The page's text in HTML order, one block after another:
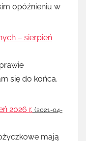
opóźnieniu w
– sierpień
się do końca.
2026 r. (2021-04-
mają